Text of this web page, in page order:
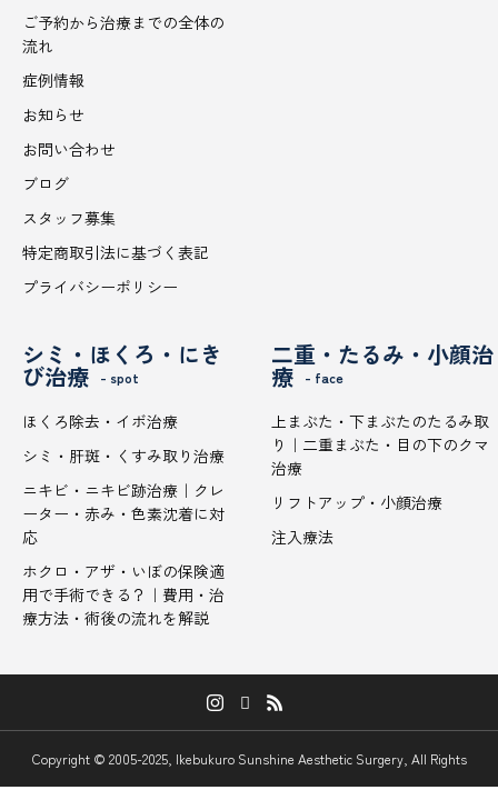
ご予約から治療までの全体の
流れ
症例情報
お知らせ
お問い合わせ
ブログ
スタッフ募集
特定商取引法に基づく表記
プライバシーポリシー
シミ・ほくろ・にき
び治療 - spot
ほくろ除去・イボ治療
シミ・肝斑・くすみ取り治療
ニキビ・ニキビ跡治療｜クレ
ーター・赤み・色素沈着に対
応
ホクロ・アザ・いぼの保険適
用で手術できる？｜費用・治
療方法・術後の流れを解説
二重・たるみ・小顔治
療 - face
上まぶた・下まぶたのたるみ取
り｜二重まぶた・目の下のクマ
治療
リフトアップ・小顔治療
注入療法
Copyright © 2005-2025, Ikebukuro Sunshine Aesthetic Surgery, All Rights